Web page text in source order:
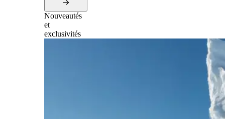
Nouveautés
et
exclusivités